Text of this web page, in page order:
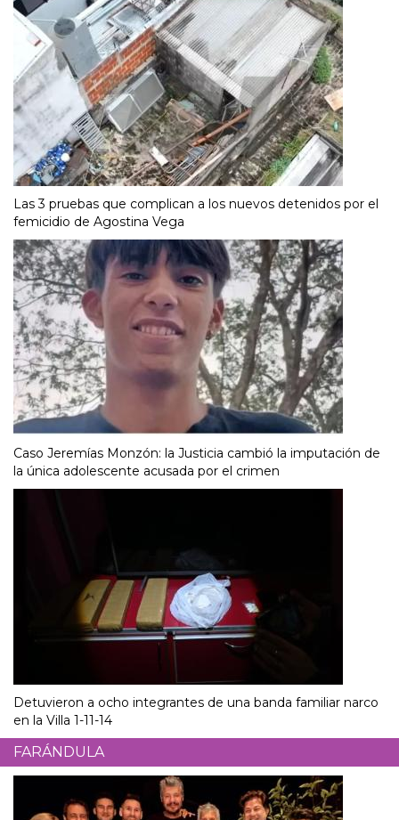
Las 3 pruebas que complican a los nuevos detenidos por el
femicidio de Agostina Vega
Caso Jeremías Monzón: la Justicia cambió la imputación de
la única adolescente acusada por el crimen
Detuvieron a ocho integrantes de una banda familiar narco
en la Villa 1-11-14
FARÁNDULA